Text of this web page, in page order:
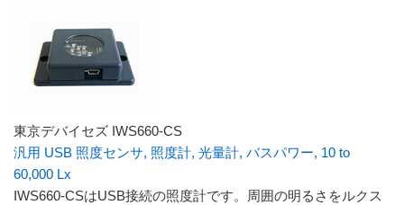
東京デバイセズ IWS660-CS
汎用 USB 照度センサ, 照度計, 光量計, バスパワー, 10 to
60,000 Lx
IWS660-CSはUSB接続の照度計です。周囲の明るさをルクス